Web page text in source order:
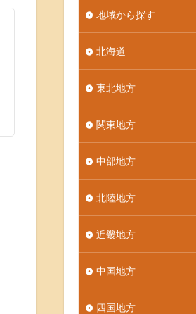
地域から探す
北海道
東北地方
関東地方
中部地方
北陸地方
近畿地方
中国地方
四国地方